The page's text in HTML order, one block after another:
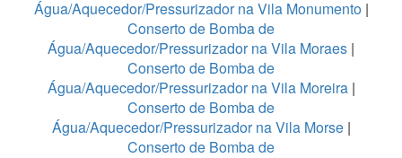
Água/Aquecedor/Pressurizador na Vila Monumento|
Conserto de Bomba de
Água/Aquecedor/Pressurizador na Vila Moraes |
Conserto de Bomba de
Água/Aquecedor/Pressurizador na Vila Moreira|
Conserto de Bomba de
Água/Aquecedor/Pressurizador na Vila Morse|
Conserto de Bomba de